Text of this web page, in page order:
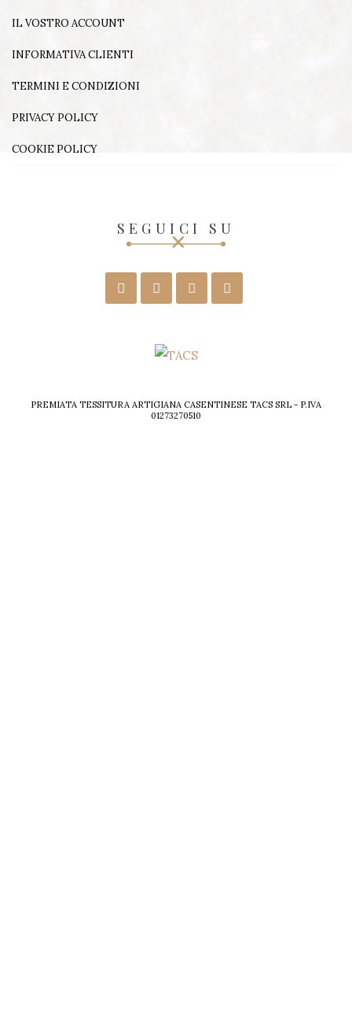
IL VOSTRO ACCOUNT
INFORMATIVA CLIENTI
TERMINI E CONDIZIONI
PRIVACY POLICY
COOKIE POLICY
SEGUICI SU
PREMIATA TESSITURA ARTIGIANA CASENTINESE TACS SRL - P.IVA
01273270510